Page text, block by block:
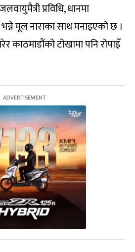
प्रविधि, धानमा
भन्ने मूल नाराका साथ मनाइएको छ ।
काठमाडौंको टोखामा पनि रोपाइँ